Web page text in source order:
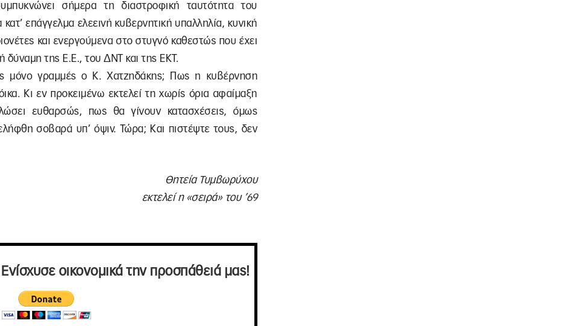
σήμερα τη διαστροφική ταυτότητα του
επάγγελμα ελεεινή κυβερνητική υπαλληλία, κυνική
και ενεργούμενα στο στυγνό καθεστώς που έχει
δύναμη της Ε.Ε., του ΔΝΤ και της ΕΚΤ.
μόνο γραμμές ο Κ. Χατζηδάκης; Πως η κυβέρνηση
Κι εν προκειμένω εκτελεί τη χωρίς όρια αφαίμαξη
ευθαρσώς, πως θα γίνουν κατασχέσεις, όμως
σοβαρά υπ’ όψιν. Τώρα; Και πιστέψτε τους, δεν
Θητεία Τυμβωρύχου
εκτελεί η «σειρά» του ’69
οικονομικά την προσπάθειά μας!